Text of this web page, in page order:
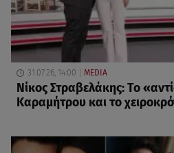
31.07.26, 14:00 MEDIA
Νίκος Στραβελάκης: Το
Καραμήτρου και το